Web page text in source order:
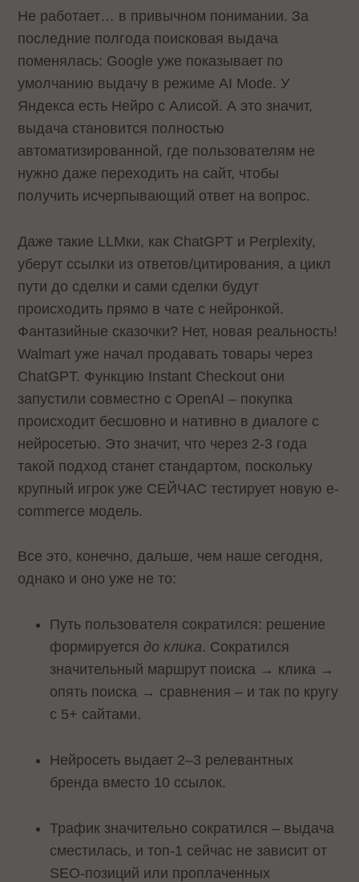
Не работает… в привычном понимании. За
последние полгода поисковая выдача
поменялась: Google уже показывает по
умолчанию выдачу в режиме AI Mode. У
Яндекса есть Нейро с Алисой. А это значит,
выдача становится полностью
автоматизированной, где пользователям не
нужно даже переходить на сайт, чтобы
получить исчерпывающий ответ на вопрос.
Даже такие LLMки, как ChatGPT и Perplexity,
уберут ссылки из ответов/цитирования, а цикл
пути до сделки и сами сделки будут
происходить прямо в чате с нейронкой.
Фантазийные сказочки? Нет, новая реальность!
Walmart уже начал продавать товары через
ChatGPT. Функцию Instant Checkout они
запустили совместно с OpenAI – покупка
происходит бесшовно и нативно в диалоге с
нейросетью. Это значит, что через 2-3 года
такой подход станет стандартом, поскольку
крупный игрок уже СЕЙЧАС тестирует новую e-
commerce модель.
Все это, конечно, дальше, чем наше сегодня,
однако и оно уже не то:
Путь пользователя сократился: решение
формируется до клика. Сократился
значительный маршрут поиска → клика →
опять поиска → сравнения – и так по кругу
с 5+ сайтами.
Нейросеть выдает 2–3 релевантных
бренда вместо 10 ссылок.
Трафик значительно сократился – выдача
сместилась, и топ-1 сейчас не зависит от
SEO-позиций или проплаченных